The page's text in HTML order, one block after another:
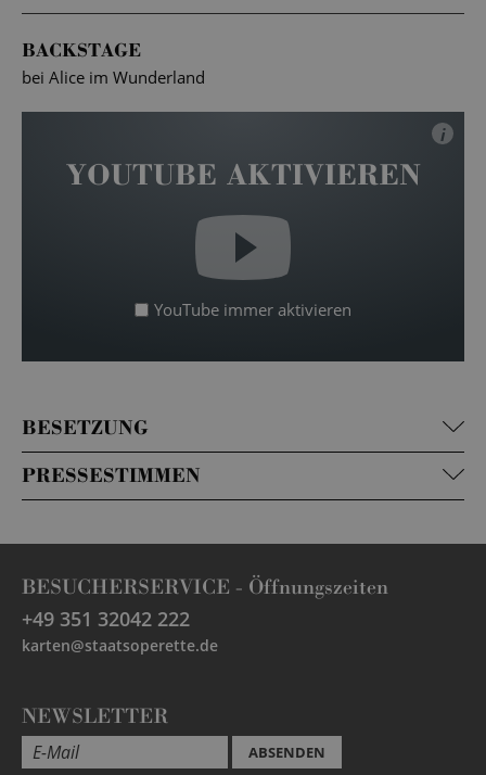
BACKSTAGE
bei Alice im Wunderland
YOUTUBE AKTIVIEREN
i
YouTube immer aktivieren
BESETZUNG
PRESSESTIMMEN
BESUCHERSERVICE - Öffnungszeiten
+49 351 32042 222
karten@staatsoperette.de
NEWSLETTER
ABSENDEN